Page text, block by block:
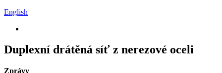
English
Duplexní drátěná síť z nerezové oceli
Zprávy